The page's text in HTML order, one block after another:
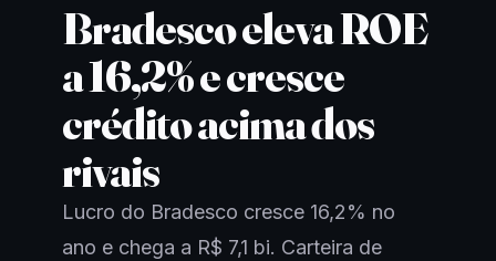
Bradesco eleva ROE
a 16,2% e cresce
crédito acima dos
rivais
Lucro do Bradesco cresce 16,2% no
ano e chega a R$ 7,1 bi. Carteira de